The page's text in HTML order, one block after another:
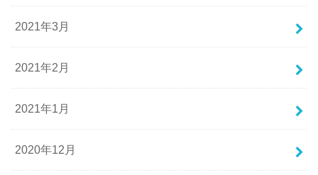
2021年3月
2021年2月
2021年1月
2020年12月